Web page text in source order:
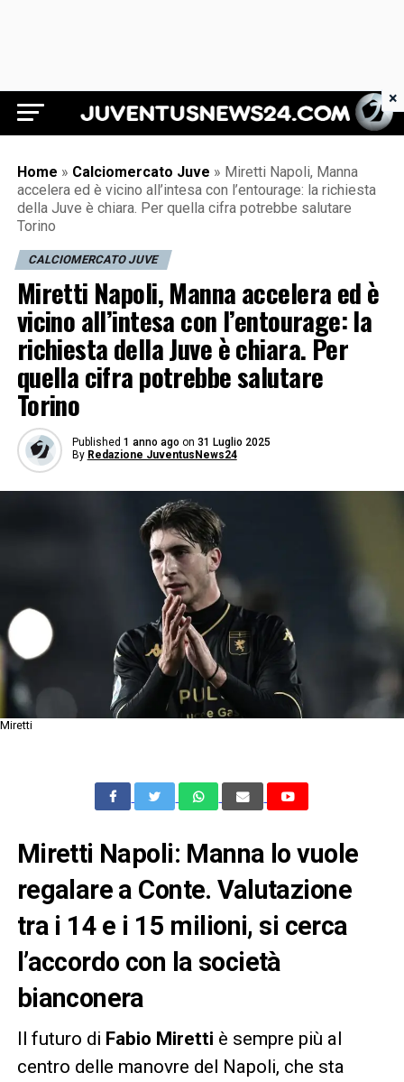
Juventus News 24
Home » Calciomercato Juve » Miretti Napoli, Manna
accelera ed è vicino all’intesa con l’entourage: la richiesta
della Juve è chiara. Per quella cifra potrebbe salutare
Torino
CALCIOMERCATO JUVE
Miretti Napoli, Manna accelera ed è
vicino all’intesa con l’entourage: la
richiesta della Juve è chiara. Per
quella cifra potrebbe salutare
Torino
Published 1 anno ago on 31 Luglio 2025
By Redazione JuventusNews24
Miretti
Miretti Napoli: Manna lo vuole
regalare a Conte. Valutazione
tra i 14 e i 15 milioni, si cerca
l’accordo con la società
bianconera
Il futuro di Fabio Miretti è sempre più al
centro delle manovre del Napoli, che sta
×